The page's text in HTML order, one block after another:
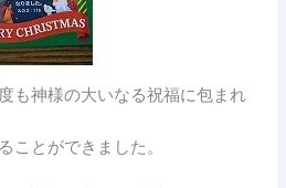
も神様の大いなる祝福に包まれ
ことができました。